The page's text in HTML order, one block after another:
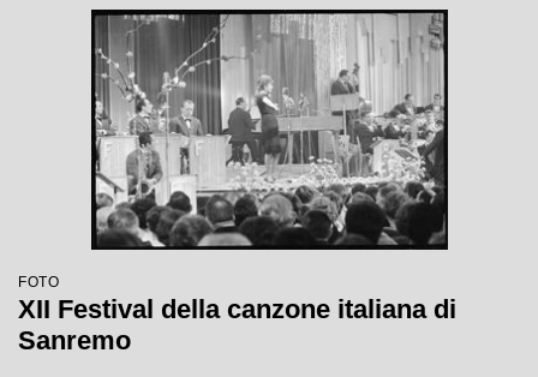
FOTO
XII Festival della canzone italiana di
Sanremo